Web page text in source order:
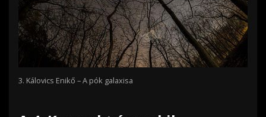
3. Kálovics Enikő – A pók galaxisa